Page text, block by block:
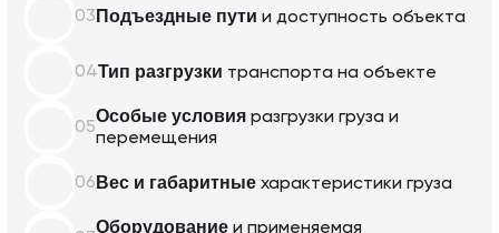
03 Подъездные пути и доступность объекта
04Тип разгрузки транспорта на объекте
05
Особые условия разгрузки груза и
перемещения
06 Вес и габаритные характеристики груза
Оборудование и применяемая